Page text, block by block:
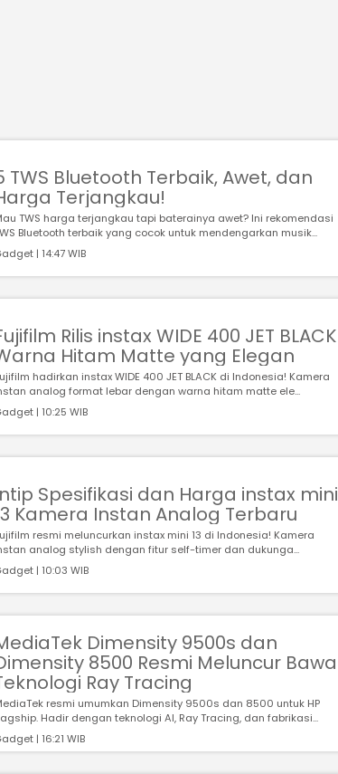
TWS Bluetooth Terbaik, Awet, dan
Terjangkau!
TWS harga terjangkau tapi baterainya awet? Ini rekomendasi
Bluetooth terbaik yang cocok untuk mendengarkan musik...
| 14:47 WIB
Rilis instax WIDE 400 JET BLACK
Hitam Matte yang Elegan
hadirkan instax WIDE 400 JET BLACK di Indonesia! Kamera
analog format lebar dengan warna hitam matte ele...
| 10:25 WIB
Spesifikasi dan Harga instax mini
Kamera Instan Analog Terbaru
resmi meluncurkan instax mini 13 di Indonesia! Kamera
analog stylish dengan fitur self-timer dan dukunga...
| 10:03 WIB
Dimensity 9500s dan
8500 Resmi Meluncur Bawa
Ray Tracing
resmi umumkan Dimensity 9500s dan 8500 untuk HP
Hadir dengan teknologi AI, Ray Tracing, dan fabrikasi...
| 16:21 WIB